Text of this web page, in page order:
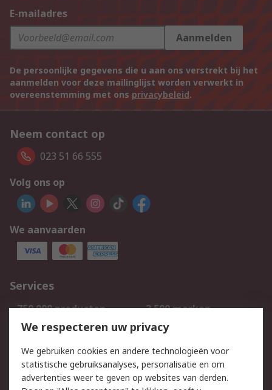
E-mailadres
Aanmelden
De persoonlijke gegevens die u aan ons verstrekt bij het
aanmelden voor deze mailinglijst worden verwerkt in
overeenstemming met ons privacybeleid.
Neem contact op
023 51 66 555
Volg ons op
We aanvaarden
Services
750.000 producten
2.500 merken
Bestellen
Inkoopoplossingen
Track & Trace
We respecteren uw privacy
We gebruiken cookies en andere technologieën voor
statistische gebruiksanalyses, personalisatie en om
advertenties weer te geven op websites van derden.